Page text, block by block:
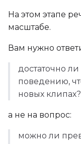
На этом этапе
масштабе.
Вам нужно
достаточно
поведению,
новых клипах?
а не на вопрос:
можно ли